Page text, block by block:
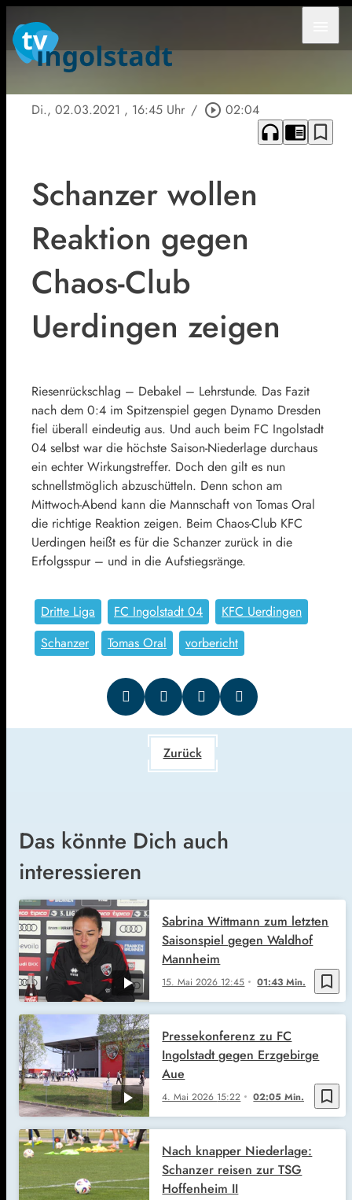
Di., 02.03.2021 , 16:45 Uhr / play_circle_outline 02:04
headphones chrome_reader_mode bookmark_border
Schanzer wollen
Reaktion gegen
Chaos-Club
Uerdingen zeigen
Riesenrückschlag – Debakel – Lehrstunde. Das Fazit
nach dem 0:4 im Spitzenspiel gegen Dynamo Dresden
fiel überall eindeutig aus. Und auch beim FC Ingolstadt
04 selbst war die höchste Saison-Niederlage durchaus
ein echter Wirkungstreffer. Doch den gilt es nun
schnellstmöglich abzuschütteln. Denn schon am
Mittwoch-Abend kann die Mannschaft von Tomas Oral
die richtige Reaktion zeigen. Beim Chaos-Club KFC
Uerdingen heißt es für die Schanzer zurück in die
Erfolgsspur – und in die Aufstiegsränge.
Dritte Liga FC Ingolstadt 04
KFC Uerdingen
Schanzer
Tomas Oral vorbericht
Zurück
Das könnte Dich auch
interessieren
bookmark_border
15. Mai 2026 12:45 01:43 Min.
Sabrina Wittmann zum letzten
Saisonspiel gegen Waldhof
Mannheim
bookmark_border
4. Mai 2026 15:22 02:05 Min.
Pressekonferenz zu FC
Ingolstadt gegen Erzgebirge
Aue
Nach knapper Niederlage:
Schanzer reisen zur TSG
Hoffenheim II